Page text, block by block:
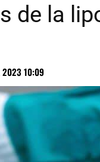
de la
2023 10:09